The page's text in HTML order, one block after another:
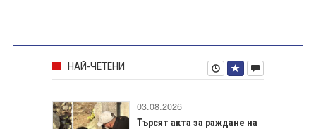
НАЙ-ЧЕТЕНИ
03.08.2026
Търсят акта за раждане на